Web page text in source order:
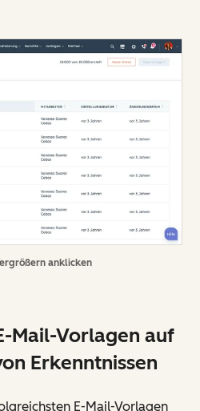
anklicken
Mail-Vorlagen auf
Erkenntnissen
E-Mail-Vorlagen